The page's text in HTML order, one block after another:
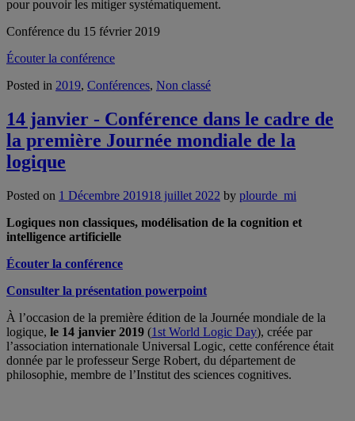
pour pouvoir les mitiger systématiquement.
Conférence du 15 février 2019
Écouter la conférence
Posted in 2019, Conférences, Non classé
14 janvier - Conférence dans le cadre de
la première Journée mondiale de la
logique
Posted on 1 Décembre 201918 juillet 2022 by plourde_mi
Logiques non classiques, modélisation de la cognition et
intelligence artificielle
Écouter la conférence
Consulter la présentation powerpoint
À l’occasion de la première édition de la Journée mondiale de la
logique, le 14 janvier 2019 (1st World Logic Day), créée par
l’association internationale Universal Logic, cette conférence était
donnée par le professeur Serge Robert, du département de
philosophie, membre de l’Institut des sciences cognitives.